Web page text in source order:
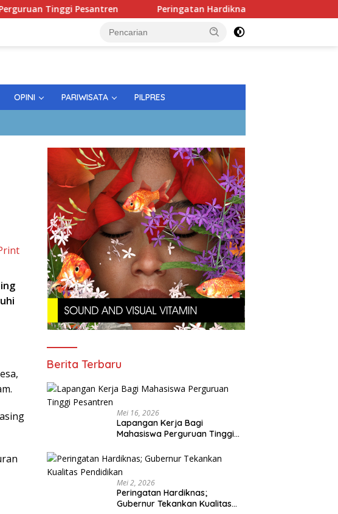
Pesantren Peringatan Hardiknas; Gubernur Tekankan Kualitas
OPINI PARIWISATA PILPRES
Berita Terbaru
Mei 16, 2026
Lapangan Kerja Bagi
Mahasiswa Perguruan Tinggi
Mei 2, 2026
Peringatan Hardiknas;
Gubernur Tekankan Kualitas